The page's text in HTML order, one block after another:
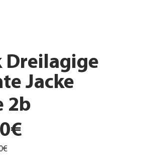
Dreilagige
Jacke
2b